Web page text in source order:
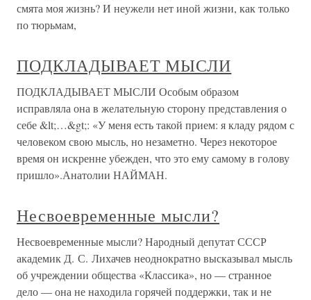
смята моя жизнь? И неужели нет иной жизни, как только
по тюрьмам,
ПОДКЛАДЫВАЕТ МЫСЛИ
ПОДКЛАДЫВАЕТ МЫСЛИ Особым образом
исправляла она в желательную сторону представления о
себе &lt;…&gt;: «У меня есть такой прием: я кладу рядом с
человеком свою мысль, но незаметно. Через некоторое
время он искренне убежден, что это ему самому в голову
пришло».Анатолии НАЙМАН.
Несвоевременные мысли?
Несвоевременные мысли? Народный депутат СССР
академик Д. С. Лихачев неоднократно высказывал мысль
об учреждении общества «Классика», но — странное
дело — она не находила горячей поддержки, так и не